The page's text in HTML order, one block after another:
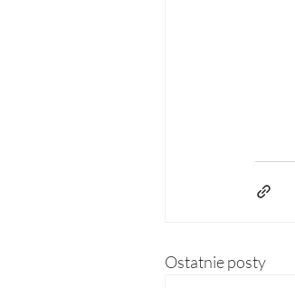
Ostatnie posty